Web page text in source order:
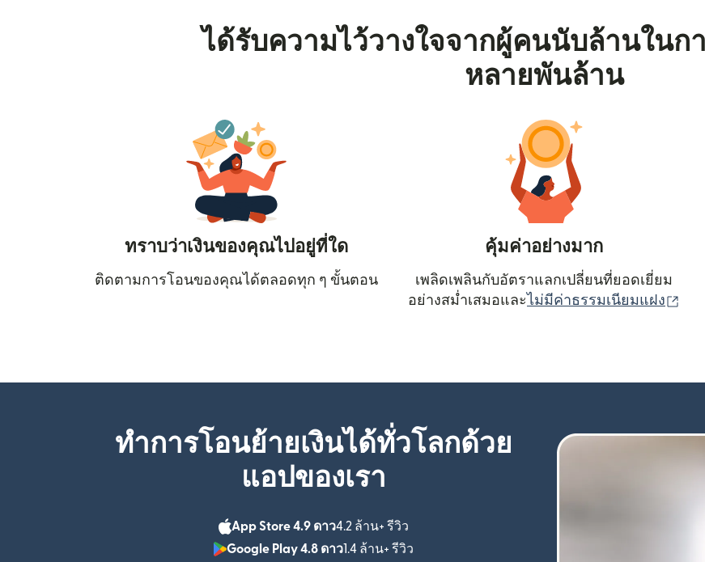
ได้รับความไว้วางใจจากผู้คนนับล้านในก
หลายพันล้าน
ทราบว่าเงินของคุณไปอยู่ที่ใด
ติดตามการโอนของคุณได้ตลอดทุก ๆ ขั้นตอน
คุ้มค่าอย่างมาก
เพลิดเพลินกับอัตราแลกเปลี่ยนที่ยอดเยี่ยม
อย่างสม่ำเสมอและ ไม่มีค่าธรรมเนียมแฝง (เ
ทำการโอนย้ายเงินได้ทั่วโลกด้วย
แอปของเรา
App Store 4.9 ดาว4.2 ล้าน+ รีวิว
(เปิดในหน้าต่างใหม่)
Google Play 4.8 ดาว1.4 ล้าน+ รีวิว
(เปิดในหน้าต่างใหม่)